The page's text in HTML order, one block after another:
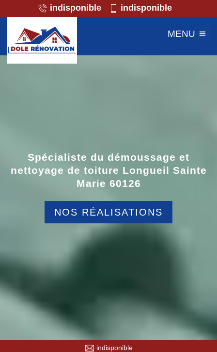
indisponible indisponible
MENU
Spécialiste du démoussage et
nettoyage de toiture Longueil Sainte
Marie 60126
NOS RÉALISATIONS
indisponible